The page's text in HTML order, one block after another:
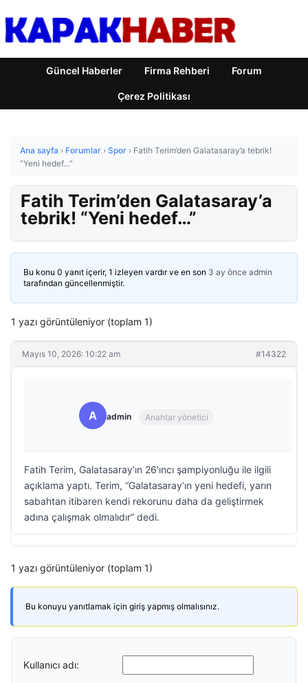
Güncel Haberler Firma Rehberi Forum
Çerez Politikası
Ana sayfa › Forumlar › Spor › Fatih Terim’den Galatasaray’a tebrik!
“Yeni hedef…”
Fatih Terim’den Galatasaray’a
tebrik! “Yeni hedef…”
Bu konu 0 yanıt içerir, 1 izleyen vardır ve en son 3 ay önce admin
tarafından güncellenmiştir.
1 yazı görüntüleniyor (toplam 1)
Mayıs 10, 2026: 10:22 am #14322
A admin Anahtar yönetici
Fatih Terim, Galatasaray’ın 26’ıncı şampiyonluğu ile ilgili
açıklama yaptı. Terim, “Galatasaray’ın yeni hedefi, yarın
sabahtan itibaren kendi rekorunu daha da geliştirmek
adına çalışmak olmalıdır” dedi.
1 yazı görüntüleniyor (toplam 1)
Bu konuyu yanıtlamak için giriş yapmış olmalısınız.
Kullanıcı adı: